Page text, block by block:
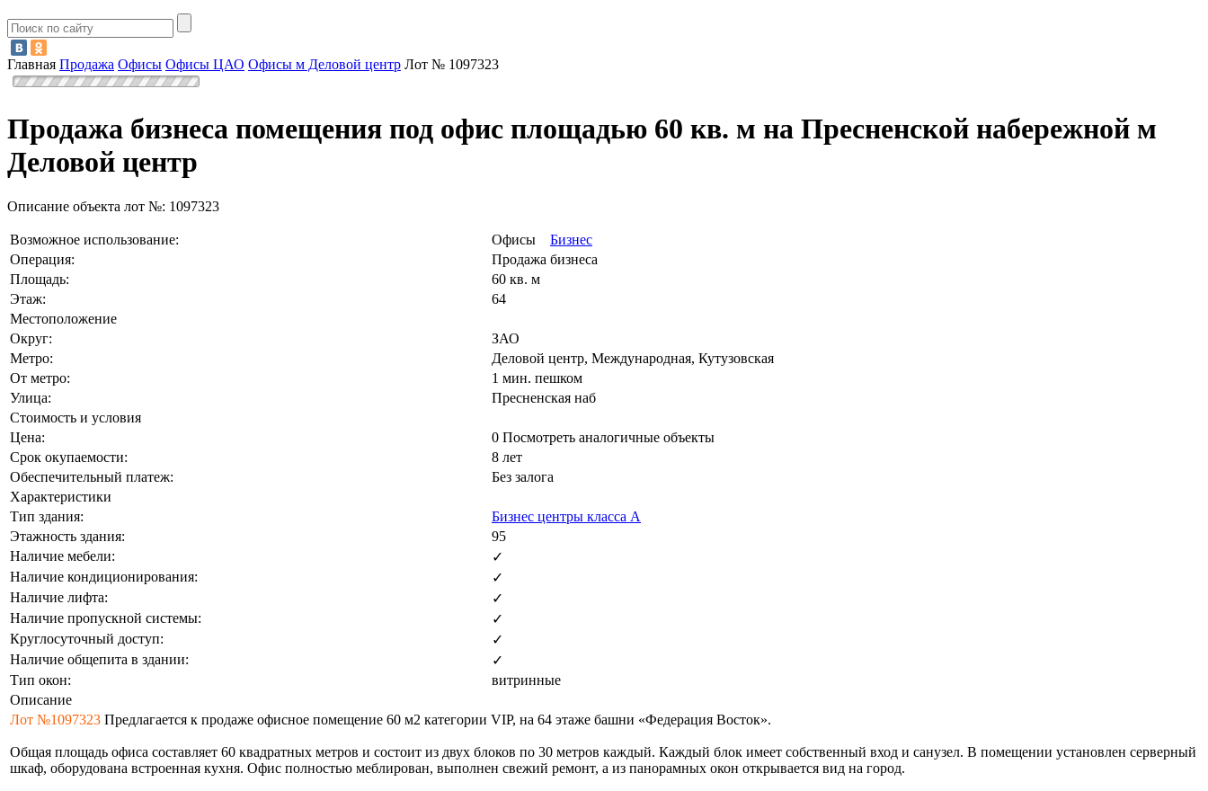
Главная Продажа Офисы Офисы ЦАО Офисы м Деловой центр Лот № 1097323
Продажа бизнеса помещения под офис площадью 60 кв. м на Пресненской набережной м
Деловой центр
Описание объекта лот №: 1097323
Возможное использование: Офисы
Бизнес
Операция:
Продажа бизнеса
Площадь:
60 кв. м
Этаж:
64
Местоположение
Округ:
ЗАО
Метро:
Деловой центр, Международная, Кутузовская
От метро:
1 мин. пешком
Улица:
Пресненская наб
Стоимость и условия
Цена:
0 Посмотреть аналогичные объекты
Срок окупаемости:
8 лет
Обеспечительный платеж:
Без залога
Характеристики
Тип здания:
Бизнес центры класса А
Этажность здания:
95
Наличие мебели:
✓
Наличие кондиционирования:
✓
Наличие лифта:
✓
Наличие пропускной системы:
✓
Круглосуточный доступ:
✓
Наличие общепита в здании:
✓
Тип окон:
витринные
Описание
Лот №1097323 Предлагается к продаже офисное помещение 60 м2 категории VIP, на 64 этаже башни «Федерация Восток».
Общая площадь офиса составляет 60 квадратных метров и состоит из двух блоков по 30 метров каждый. Каждый блок имеет собственный вход и санузел. В помещении установлен серверный
шкаф, оборудована встроенная кухня. Офис полностью меблирован, выполнен свежий ремонт, а из панорамных окон открывается вид на город.